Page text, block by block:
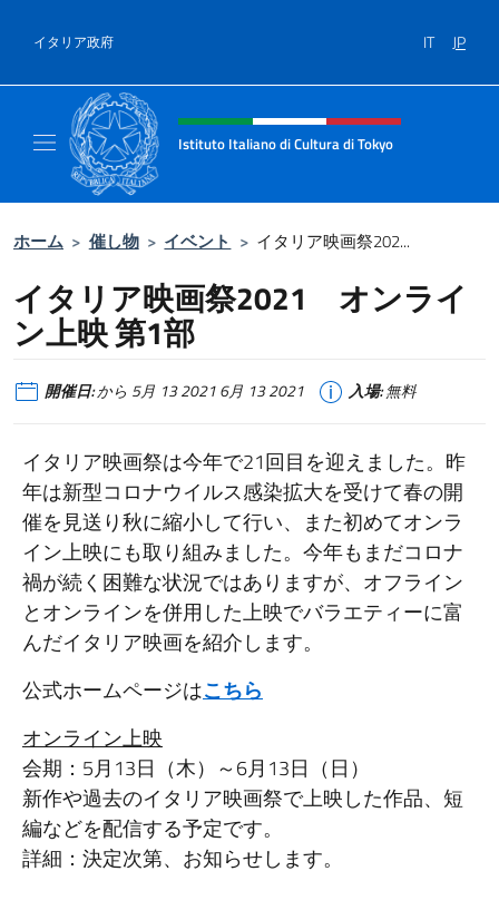
イタリア政府 IT JP
Header, social and menu of site
Istituto Italiano di Cultura di Tokyo
ホーム > 催し物 > イベント > イタリア映画祭202...
イタリア映画祭2021 オンライ
ン上映 第1部
開催日:から 5月 13 2021 6月 13 2021 入場:無料
イタリア映画祭は今年で21回目を迎えました。昨
年は新型コロナウイルス感染拡大を受けて春の開
催を見送り秋に縮小して行い、また初めてオンラ
イン上映にも取り組みました。今年もまだコロナ
禍が続く困難な状況ではありますが、オフライン
とオンラインを併用した上映でバラエティーに富
んだイタリア映画を紹介します。
公式ホームページはこちら
オンライン上映
会期：5月13日（木）～6月13日（日）
新作や過去のイタリア映画祭で上映した作品、短
編などを配信する予定です。
詳細：決定次第、お知らせします。